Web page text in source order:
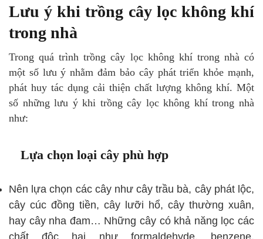
Lưu ý khi trồng cây lọc không khí
trong nhà
Trong quá trình trồng cây lọc không khí trong nhà có
một số lưu ý nhằm đảm bảo cây phát triển khỏe mạnh,
phát huy tác dụng cải thiện chất lượng không khí. Một
số những lưu ý khi trồng cây lọc không khí trong nhà
như:
Lựa chọn loại cây phù hợp
Nên lựa chọn các cây như cây trầu bà, cây phát lộc,
cây cúc đồng tiền, cây lưỡi hổ, cây thường xuân,
hay cây nha đam… Những cây có khả năng lọc các